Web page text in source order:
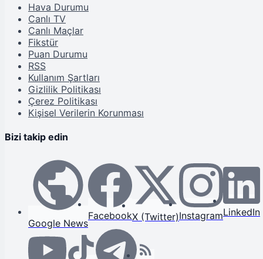
Hava Durumu
Canlı TV
Canlı Maçlar
Fikstür
Puan Durumu
RSS
Kullanım Şartları
Gizlilik Politikası
Çerez Politikası
Kişisel Verilerin Korunması
Bizi takip edin
Google News
FacebookX (Twitter)InstagramLinkedIn